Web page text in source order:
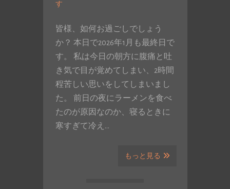
す
皆様、如何お過ごしでしょう
か？ 本日で2026年1月も最終日で
す。 私は今日の朝方に腹痛と吐
き気で目が覚めてしまい、2時間
程苦しい思いをしてしまいまし
た。 前日の夜にラーメンを食べ
たのが原因なのか、寝るときに
寒すぎて冷え…
もっと見る